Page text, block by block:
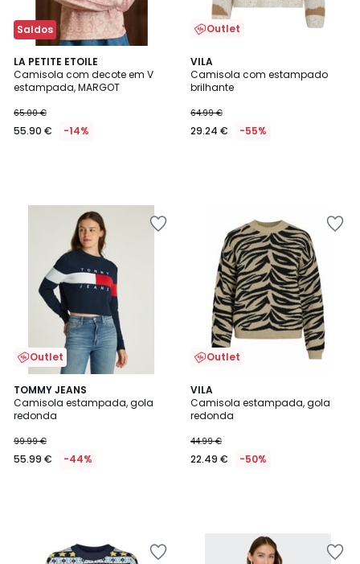
Saldos
LA PETITE ETOILE
Camisola com decote em V
estampada, MARGOT
65.00 €
55.90 € -14%
Outlet
VILA
Camisola com estampado
brilhante
64.99 €
29.24 € -55%
Outlet
TOMMY JEANS
Camisola estampada, gola
redonda
99.99 €
55.99 € -44%
Outlet
VILA
Camisola estampada, gola
redonda
44.99 €
22.49 € -50%